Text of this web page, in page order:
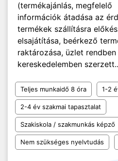
(termékajánlás, megfelelő
információk átadása az
termékek szállításra
elsajátítása, beérkező
raktározása, üzlet
kereskedelemben
Teljes munkaidő 8 óra 1-2
2-4 év szakmai tapasztalat
Szakiskola / szakmunkás képző
Nem szükséges nyelvtudás